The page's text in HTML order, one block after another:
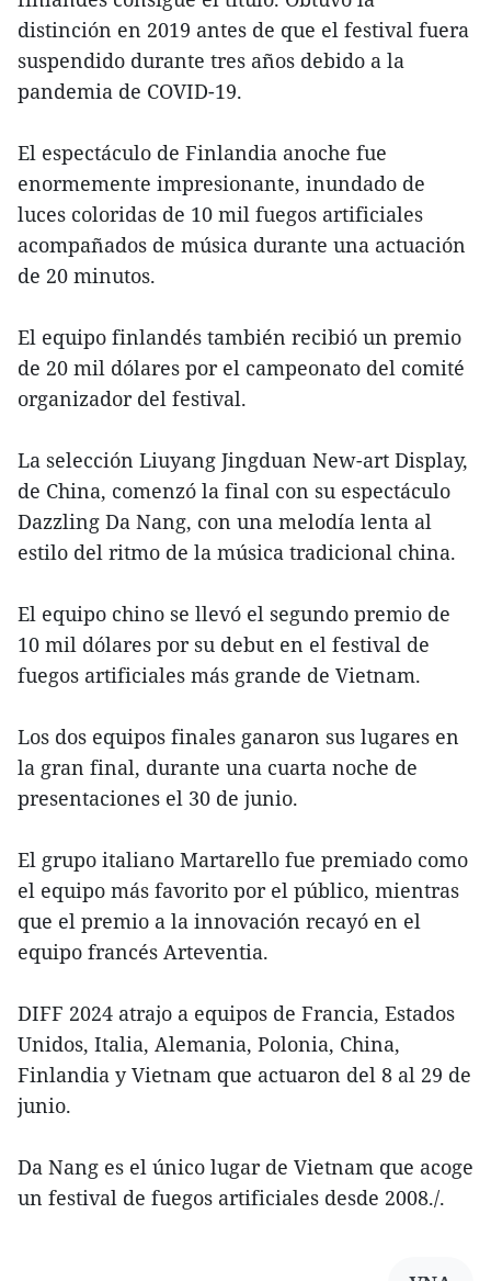
distinción en 2019 antes de que el festival fuera
suspendido durante tres años debido a la
pandemia de COVID-19.
El espectáculo de Finlandia anoche fue
enormemente impresionante, inundado de
luces coloridas de 10 mil fuegos artificiales
acompañados de música durante una actuación
de 20 minutos.
El equipo finlandés también recibió un premio
de 20 mil dólares por el campeonato del comité
organizador del festival.
La selección Liuyang Jingduan New-art Display,
de China, comenzó la final con su espectáculo
Dazzling Da Nang, con una melodía lenta al
estilo del ritmo de la música tradicional china.
El equipo chino se llevó el segundo premio de
10 mil dólares por su debut en el festival de
fuegos artificiales más grande de Vietnam.
Los dos equipos finales ganaron sus lugares en
la gran final, durante una cuarta noche de
presentaciones el 30 de junio.
El grupo italiano Martarello fue premiado como
el equipo más favorito por el público, mientras
que el premio a la innovación recayó en el
equipo francés Arteventia.
DIFF 2024 atrajo a equipos de Francia, Estados
Unidos, Italia, Alemania, Polonia, China,
Finlandia y Vietnam que actuaron del 8 al 29 de
junio.
Da Nang es el único lugar de Vietnam que acoge
un festival de fuegos artificiales desde 2008./.